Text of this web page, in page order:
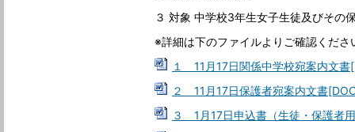
３ 対象 中学校3年生女子生徒及びその
※詳細は下のファイルよりご確認くださ
１ 11月17日関係中学校宛案内文書
２ 11月17日保護者宛案内文書
３ 1月17日申込書（生徒・保護者